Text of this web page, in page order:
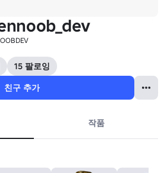
15 팔로잉
친구 추가
작품